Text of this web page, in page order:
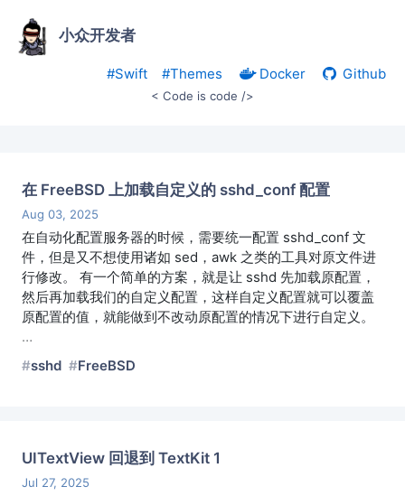
小众开发者
#Swift #Themes Docker Github
< Code is code />
在 FreeBSD 上加载自定义的 sshd_conf 配置
Aug 03, 2025
在自动化配置服务器的时候，需要统一配置 sshd_conf 文
件，但是又不想使用诸如 sed，awk 之类的工具对原文件进
行修改。 有一个简单的方案，就是让 sshd 先加载原配置，
然后再加载我们的自定义配置，这样自定义配置就可以覆盖
原配置的值，就能做到不改动原配置的情况下进行自定义。
…
sshd
FreeBSD
UITextView 回退到 TextKit 1
Jul 27, 2025